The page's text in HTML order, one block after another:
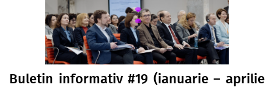
Buletin informativ #19 (ianuarie – aprilie